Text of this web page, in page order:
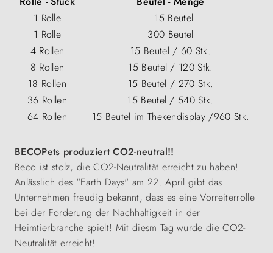
1 Rolle
15 Beutel
1 Rolle
300 Beutel
4 Rollen
15 Beutel / 60 Stk.
8 Rollen
15 Beutel / 120 Stk.
18 Rollen
15 Beutel / 270 Stk.
36 Rollen
15 Beutel / 540 Stk.
64 Rollen
15 Beutel im Thekendisplay /960 Stk.
BECOPets produziert CO2-neutral!!
Beco ist stolz, die CO2-Neutralität erreicht zu haben!
Anlässlich des "Earth Days" am 22. April gibt das
Unternehmen freudig bekannt, dass es eine Vorreiterrolle
bei der Förderung der Nachhaltigkeit in der
Heimtierbranche spielt! Mit diesm Tag wurde die CO2-
Neutralität erreicht!